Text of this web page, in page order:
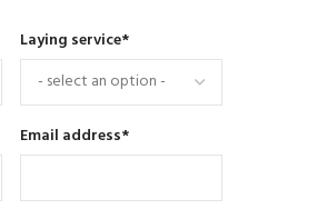
Laying service*
Email address*